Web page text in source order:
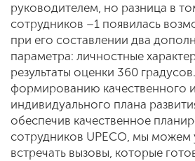
руководителем, но разница в
сотрудников –1 появилась
при его составлении два
параметра: личностные
результаты оценки 360
формированию качественного
индивидуального плана
обеспечив качественное
сотрудников UPECO, мы можем
встречать вызовы, которые